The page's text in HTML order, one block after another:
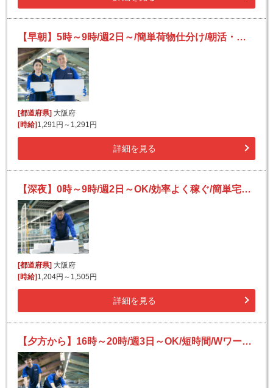
【早朝】5時～9時/週2日～/簡単荷物仕分け/朝活・短時間/日払い可(規定有)/副業歓迎
[都道府県] 大阪府
[時給] 1,291円～1,291円
詳細を見る
【深夜】0時～9時/週2日～OK/効率よく稼ぐ/簡単宅配仕分けバイト/未経験歓迎！
[都道府県]大阪府
[時給]1,204円～1,505円
詳細を見る
【夕方から】16時～20時/週3日～OK/短時間/Wワークにも/未経験歓迎/宅配便の仕分け